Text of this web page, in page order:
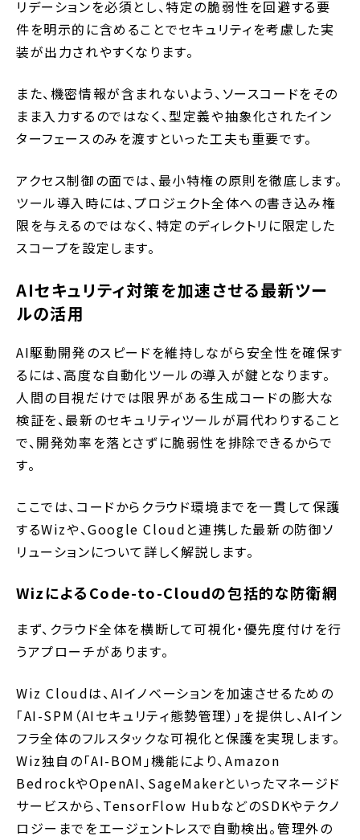
リデーションを必須とし、特定の脆弱性を回避する要
件を明示的に含めることでセキュリティを考慮した実
装が出力されやすくなります。
また、機密情報が含まれないよう、ソースコードをその
まま入力するのではなく、型定義や抽象化されたイン
ターフェースのみを渡すといった工夫も重要です。
アクセス制御の面では、最小特権の原則を徹底します。
ツール導入時には、プロジェクト全体への書き込み権
限を与えるのではなく、特定のディレクトリに限定した
スコープを設定します。
AIセキュリティ対策を加速させる最新ツー
ルの活用
AI駆動開発のスピードを維持しながら安全性を確保す
るには、高度な自動化ツールの導入が鍵となります。
人間の目視だけでは限界がある生成コードの膨大な
検証を、最新のセキュリティツールが肩代わりすること
で、開発効率を落とさずに脆弱性を排除できるからで
す。
ここでは、コードからクラウド環境までを一貫して保護
するWizや、Google Cloudと連携した最新の防御ソ
リューションについて詳しく解説します。
WizによるCode-to-Cloudの包括的な防衛網
まず、クラウド全体を横断して可視化・優先度付けを行
うアプローチがあります。
Wiz Cloudは、AIイノベーションを加速させるための
「AI-SPM（AIセキュリティ態勢管理）」を提供し、AIイン
フラ全体のフルスタックな可視化と保護を実現します。
Wiz独自の「AI-BOM」機能により、Amazon
BedrockやOpenAI、SageMakerといったマネージド
サービスから、TensorFlow HubなどのSDKやテクノ
ロジーまでをエージェントレスで自動検出。管理外の